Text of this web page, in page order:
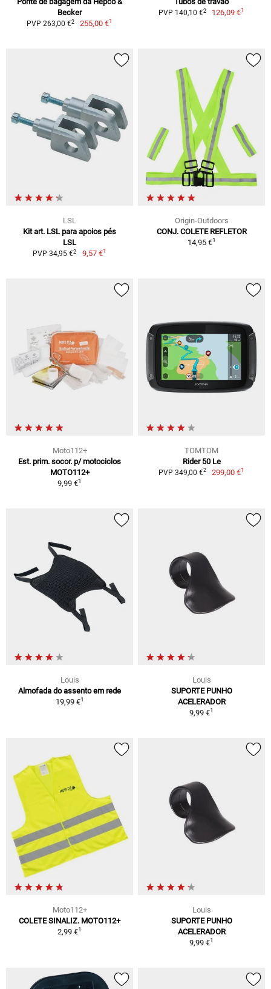
Becker
PVP 263,00 €2 255,00 €1
PVP 140,10 €2 126,09 €1
LSL
Kit art. LSL para apoios pés
LSL
PVP 34,95 €2 9,57 €1
Origin-Outdoors
CONJ. COLETE REFLETOR
14,95 €1
Moto112+
Est. prim. socor. p/ motociclos
MOTO112+
9,99 €1
TOMTOM
Rider 50 Le
PVP 349,00 €2 299,00 €1
Louis
Almofada do assento em rede
19,99 €1
Louis
SUPORTE PUNHO
ACELERADOR
9,99 €1
Moto112+
COLETE SINALIZ. MOTO112+
2,99 €1
Louis
SUPORTE PUNHO
ACELERADOR
9,99 €1